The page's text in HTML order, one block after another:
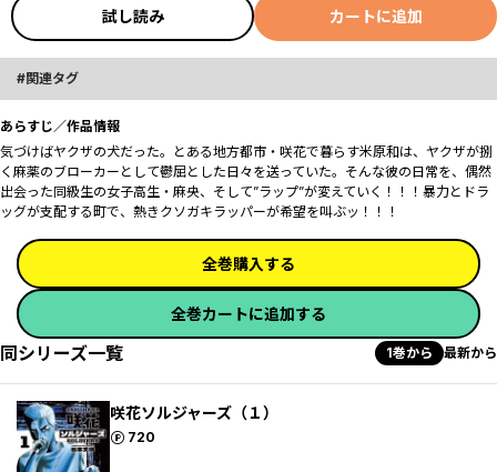
試し読み カートに追加
関連タグ
あらすじ／作品情報
気づけばヤクザの犬だった――。とある地方都市・咲花で暮らす米原和は、ヤクザが捌
く麻薬のブローカーとして鬱屈とした日々を送っていた。そんな彼の日常を、偶然
出会った同級生の女子高生・麻央、そして”ラップ”が変えていく！！！暴力とドラ
ッグが支配する町で、熱きクソガキラッパーが希望を叫ぶッ！！！
全巻購入する
全巻カートに追加する
同シリーズ一覧 1巻から 最新から
咲花ソルジャーズ（１）
720
ポイント